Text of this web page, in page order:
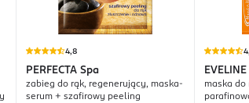
4,8
PERFECTA Spa
zabieg do rąk, regenerujący, maska-
serum + szafirowy peeling
Nail
maska do